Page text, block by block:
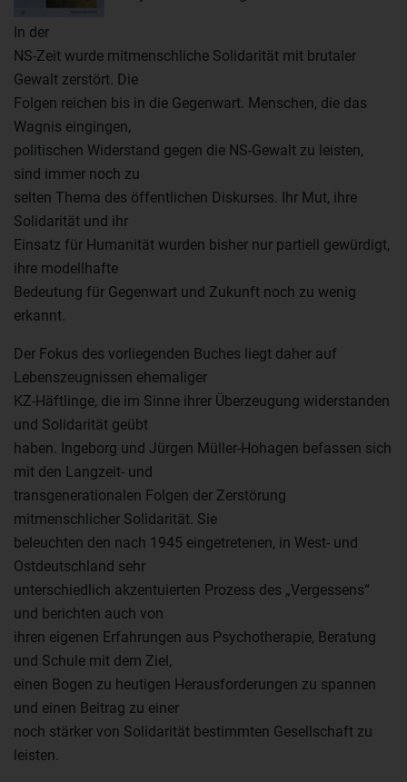
In der
NS-Zeit wurde mitmenschliche Solidarität mit brutaler
Gewalt zerstört. Die
Folgen reichen bis in die Gegenwart. Menschen, die das
Wagnis eingingen,
politischen Widerstand gegen die NS-Gewalt zu leisten,
sind immer noch zu
selten Thema des öffentlichen Diskurses. Ihr Mut, ihre
Solidarität und ihr
Einsatz für Humanität wurden bisher nur partiell gewürdigt,
ihre modellhafte
Bedeutung für Gegenwart und Zukunft noch zu wenig
erkannt.
Der Fokus des vorliegenden Buches liegt daher auf
Lebenszeugnissen ehemaliger
KZ-Häftlinge, die im Sinne ihrer Überzeugung widerstanden
und Solidarität geübt
haben. Ingeborg und Jürgen Müller-Hohagen befassen sich
mit den Langzeit- und
transgenerationalen Folgen der Zerstörung
mitmenschlicher Solidarität. Sie
beleuchten den nach 1945 eingetretenen, in West- und
Ostdeutschland sehr
unterschiedlich akzentuierten Prozess des „Vergessens“
und berichten auch von
ihren eigenen Erfahrungen aus Psychotherapie, Beratung
und Schule mit dem Ziel,
einen Bogen zu heutigen Herausforderungen zu spannen
und einen Beitrag zu einer
noch stärker von Solidarität bestimmten Gesellschaft zu
leisten.